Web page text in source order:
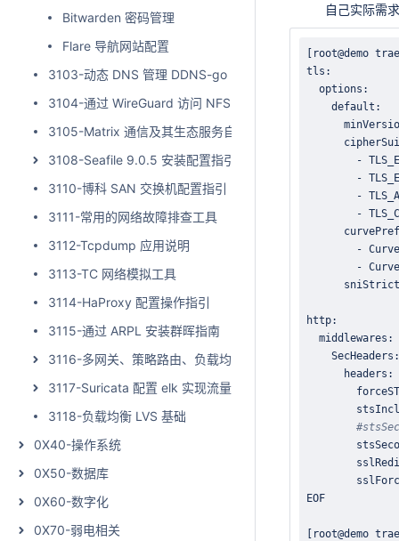
Bitwarden 密码管理
Flare 导航网站配置
3103-动态 DNS 管理 DDNS-go
3104-通过 WireGuard 访问 NFS 共享文件
3105-Matrix 通信及其生态服务自建流程
3108-Seafile 9.0.5 安装配置指引
3110-博科 SAN 交换机配置指引
3111-常用的网络故障排查工具
3112-Tcpdump 应用说明
3113-TC 网络模拟工具
3114-HaProxy 配置操作指引
3115-通过 ARPL 安装群晖指南
3116-多网关、策略路由、负载均衡的实际应用
3117-Suricata 配置 elk 实现流量分析
3118-负载均衡 LVS 基础
0X40-操作系统
0X50-数据库
0X60-数字化
0X70-弱电相关
自己实际需
root@demo
-
-
-
-
root@demo